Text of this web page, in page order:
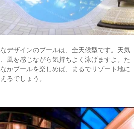
デザインのプールは、全天候型です。天気
風を感じながら気持ちよく泳げますよ。た
かプールを楽しめば、まるでリゾート地に
るでしょう。